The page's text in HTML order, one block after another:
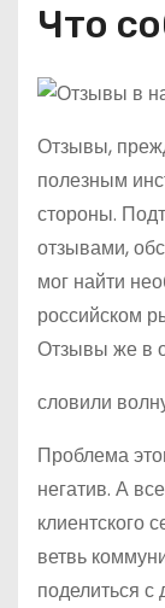
Что
Отзывы,
полезным
стороны.
отзывами,
мог найти
российском
Отзывы же в
словили
Проблема
негатив. А
клиентского
ветвь
поделиться